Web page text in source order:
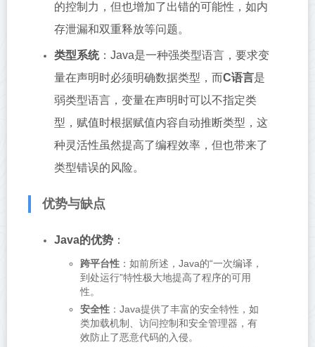
的控制力，但也增加了出错的可能性，如内
存泄漏和双重释放等问题。
类型系统：Java是一种强类型语言，要求变
量在声明时必须明确数据类型，而C语言是
弱类型语言，变量在声明时可以不指定类
型，赋值时根据赋值内容自动推断类型，这
种灵活性虽然提高了编程效率，但也带来了
类型错误的风险。
优势与缺点
Java的优势：
跨平台性：如前所述，Java的“一次编译，
到处运行”特性极大地提高了程序的可用
性。
安全性：Java提供了丰富的安全特性，如
类加载机制、访问控制和安全管理器，有
效防止了恶意代码的入侵。